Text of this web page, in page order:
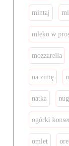
mintaj
mleko w
mozzarella
na zimę
natka
ogórki
omlet